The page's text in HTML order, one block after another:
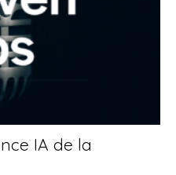
IA de la